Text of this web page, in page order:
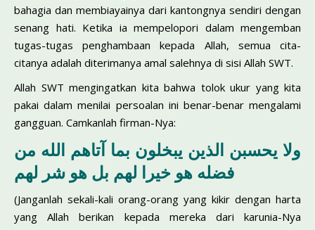
bahagia dan membiayainya dari kantongnya sendiri dengan
senang hati. Ketika ia mempelopori dalam mengemban
tugas-tugas penghambaan kepada Allah, semua cita-
citanya adalah diterimanya amal salehnya di sisi Allah SWT.
Allah SWT mengingatkan kita bahwa tolok ukur yang kita
pakai dalam menilai persoalan ini benar-benar mengalami
gangguan. Camkanlah firman-Nya:
ولا يحسبن الذين يبخلون بما آتاهم الله من
فضله هو خيرا لهم بل هو شر لهم
(Janganlah sekali-kali orang-orang yang kikir dengan harta
yang Allah berikan kepada mereka dari karunia-Nya